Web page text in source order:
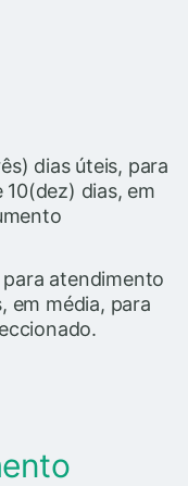
dias úteis, para
dias, em
atendimento
em média, para